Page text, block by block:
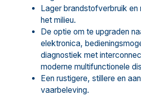
Lager brandstofverbruik en
het milieu.
De optie om te upgraden
elektronica,
diagnostiek met
moderne multifunctionele
Een rustigere, stillere en
vaarbeleving.